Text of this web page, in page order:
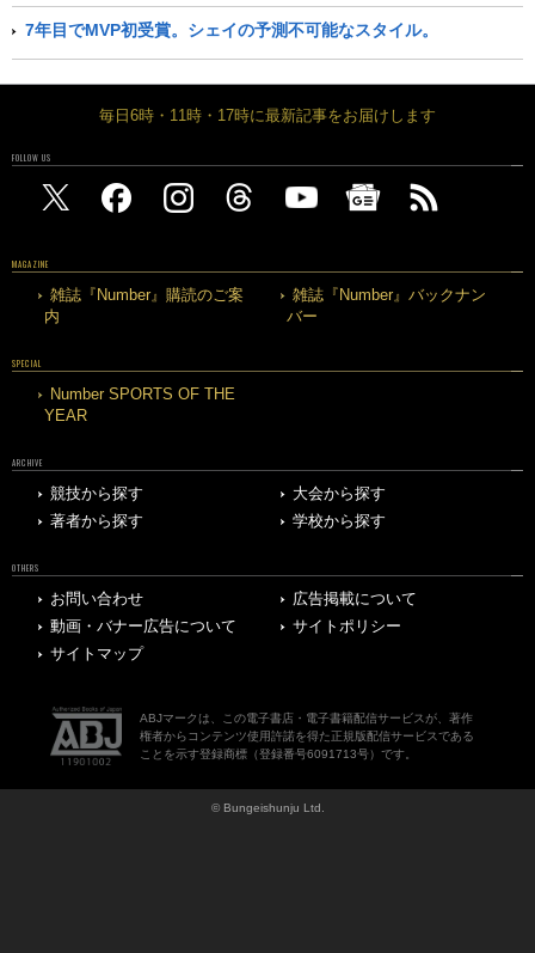
7年目でMVP初受賞。シェイの予測不可能なスタイル。
毎日6時・11時・17時に最新記事をお届けします
FOLLOW US
MAGAZINE
雑誌『Number』購読のご案
内
雑誌『Number』バックナン
バー
SPECIAL
Number SPORTS OF THE
YEAR
ARCHIVE
競技から探す
大会から探す
著者から探す
学校から探す
OTHERS
お問い合わせ
広告掲載について
動画・バナー広告について
サイトポリシー
サイトマップ
ABJマークは、この電子書店・電子書籍配信サービスが、著作
権者からコンテンツ使用許諾を得た正規版配信サービスである
ことを示す登録商標（登録番号6091713号）です。
© Bungeishunju Ltd.